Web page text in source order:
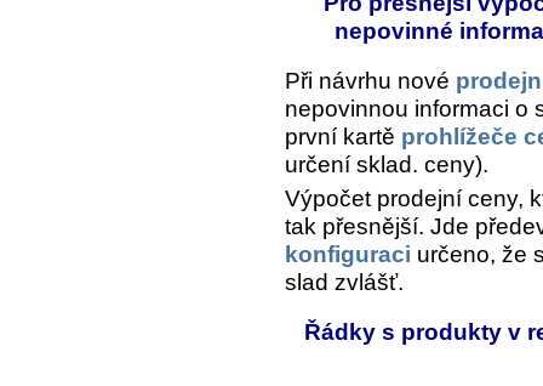
nepovinné
Při návrhu nové
nepovinnou informaci o
první kartě prohlížeče
určení sklad. ceny).
Výpočet prodejní ceny,
tak přesnější. Jde
konfiguraci určeno, že
slad zvlášť.
Řádky s produkty v